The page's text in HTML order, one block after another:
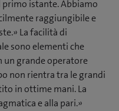
primo istante. Abbiamo
raggiungibile e
La facilità di
sono elementi che
un grande operatore
non rientra tra le grandi
in ottime mani. La
e alla pari.»